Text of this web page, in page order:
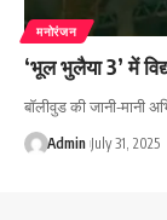
मनोरंजन
‘भूल भुलैया 3’ में
बॉलीवुड की जानी-मानी
Admin July 31, 2025